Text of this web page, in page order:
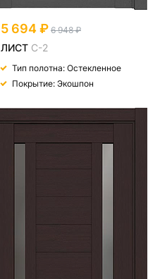
5 694 6 948
ЛИСТ С-2
Тип полотна: Остекленное
Покрытие: Экошпон